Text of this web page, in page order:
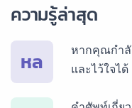
บริการรับแ
บริการรับแ
ความรู้ล่าสุด
หล
หากคุณกำลั
และไว้ใจได้